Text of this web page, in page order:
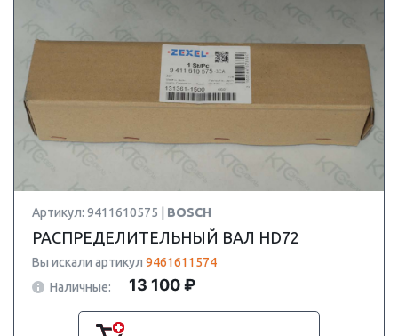
Артикул: 9411610575 | BOSCH
РАСПРЕДЕЛИТЕЛЬНЫЙ ВАЛ HD72
Вы искали артикул 9461611574
Наличные:
13 100 ₽